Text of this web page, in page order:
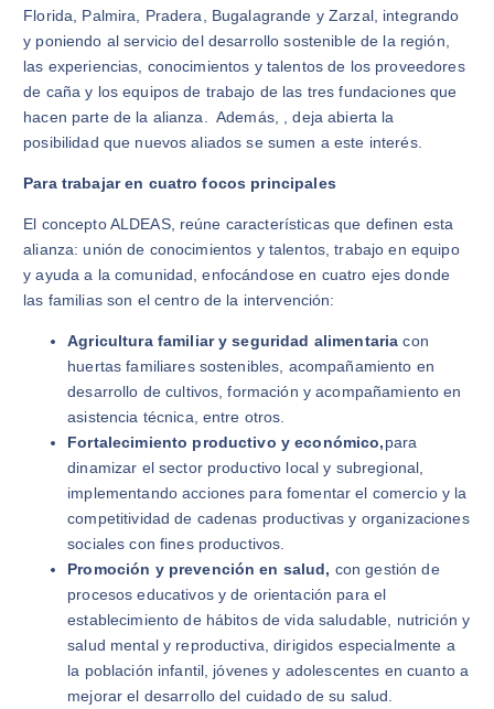
Florida, Palmira, Pradera, Bugalagrande y Zarzal, integrando
y poniendo al servicio del desarrollo sostenible de la región,
las experiencias, conocimientos y talentos de los proveedores
de caña y los equipos de trabajo de las tres fundaciones que
hacen parte de la alianza. Además, , deja abierta la
posibilidad que nuevos aliados se sumen a este interés.
Para trabajar en cuatro focos principales
El concepto ALDEAS, reúne características que definen esta
alianza: unión de conocimientos y talentos, trabajo en equipo
y ayuda a la comunidad, enfocándose en cuatro ejes donde
las familias son el centro de la intervención:
Agricultura familiar y seguridad alimentaria con
huertas familiares sostenibles, acompañamiento en
desarrollo de cultivos, formación y acompañamiento en
asistencia técnica, entre otros.
Fortalecimiento productivo y económico,para
dinamizar el sector productivo local y subregional,
implementando acciones para fomentar el comercio y la
competitividad de cadenas productivas y organizaciones
sociales con fines productivos.
Promoción y prevención en salud, con gestión de
procesos educativos y de orientación para el
establecimiento de hábitos de vida saludable, nutrición y
salud mental y reproductiva, dirigidos especialmente a
la población infantil, jóvenes y adolescentes en cuanto a
mejorar el desarrollo del cuidado de su salud.